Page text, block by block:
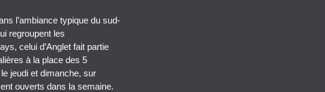
l’ambiance typique du sud-
regroupent les
celui d’Anglet fait partie
à la place des 5
jeudi et dimanche, sur
ouverts dans la semaine.